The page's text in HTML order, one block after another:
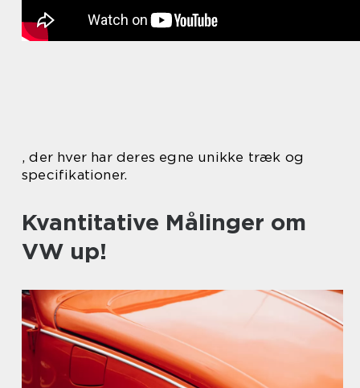
, der hver har deres egne unikke træk og
specifikationer.
Kvantitative Målinger om
VW up!